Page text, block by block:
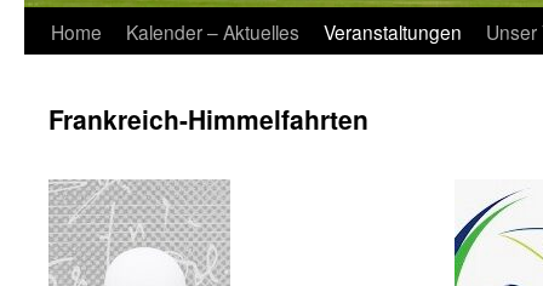
Home Kalender – Aktuelles Veranstaltungen Unser
Frankreich-Himmelfahrten